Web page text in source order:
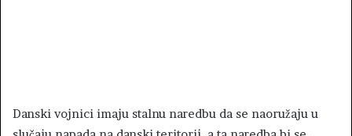
Danski vojnici imaju stalnu naredbu da se naoružaju u